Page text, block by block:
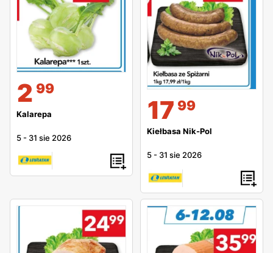
2 99
Kalarepa
5 - 31 sie 2026
17 99
Kiełbasa Nik-Pol
5 - 31 sie 2026